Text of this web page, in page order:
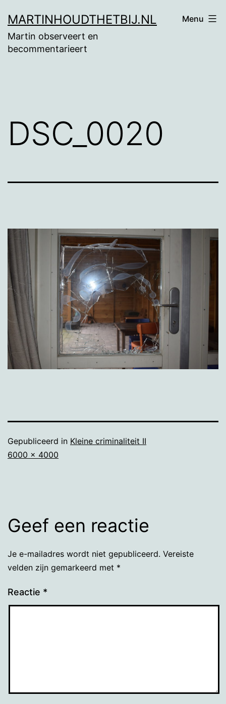
naar
de
MARTINHOUDTHETBIJ.NL
Martin observeert en
becommentarieert
Menu
DSC_0020
Gepubliceerd in Kleine criminaliteit II
Volledige
6000 × 4000
Geef een reactie
Je e-mailadres wordt niet gepubliceerd. Vereiste
velden zijn gemarkeerd met *
Reactie *